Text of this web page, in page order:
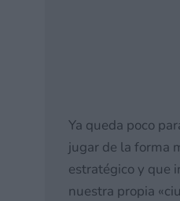
Ya queda poco
jugar de la forma
estratégico y que
nuestra propia